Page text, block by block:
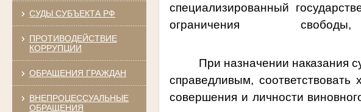
СУДЫ СУБЪЕКТА РФ
ПРОТИВОДЕЙСТВИЕ
КОРРУПЦИИ
ОБРАЩЕНИЯ ГРАЖДАН
ВНЕПРОЦЕССУАЛЬНЫЕ
ОБРАЩЕНИЯ
специализированный
ограничения
При назначении наказания
справедливым, соответствовать
совершения и личности